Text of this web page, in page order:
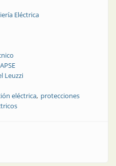
Eléctrica
APSE
Leuzzi
eléctrica protecciones
eléctrica | Verificaciones para